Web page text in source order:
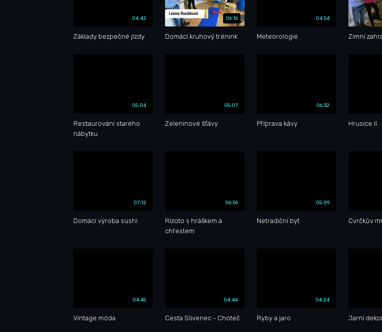
04:42
Základy bezpečné jízdy
06:16
Domácí kruhový trénink
04:54
Meteorologie Zimní
05:04
Restaurování starého
nábytku
05:07
Zeleninové šťávy
06:32
Příprava kávy Hrusice II.
07:12
Domácí výroba sushi
06:56
Rizoto s hráškem a
chřestem
05:09
Netradiční byt Cvrčkův
04:45
Vintage móda
04:44
Cesta Slivenec - Choteč
04:24
Ryby a jaro Jarní